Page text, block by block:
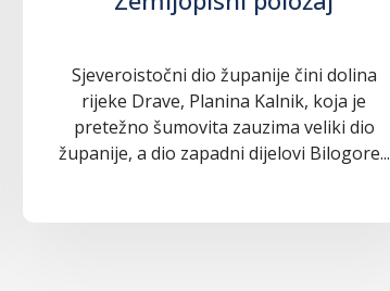
Sjeveroistočni dio županije čini dolina
rijeke Drave, Planina Kalnik, koja je
pretežno šumovita zauzima veliki dio
županije, a dio zapadni dijelovi Bilogore...